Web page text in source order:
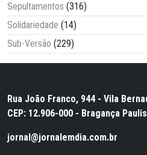
Sepultamentos (316)
Solidariedade (14)
Sub-Versão (229)
Rua João Franco, 944 - Vila
CEP: 12.906-000 - Bragança
jornal@jornalemdia.com.br